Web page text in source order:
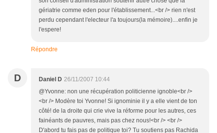
gériatrie comme eden pour l'établissement...<br /> rien n'est
perdu cependant l'electeur l'a toujours(la mémoire)....enfin je
l'espere!
Répondre
D Daniel D 26/11/2007 10:44
@Yvonne: non une récupération politicienne ignoble<br />
<br /> Modère toi Yvonne! Si ignominie il y a elle vient de ton
côté! de la droite qui crie vive la réforme pour les autres, ces
fainéants de pauvres, mais pas chez nous!<br /> <br />
D'abord tu fais pas de politique toi? Tu soutiens pas Rachida